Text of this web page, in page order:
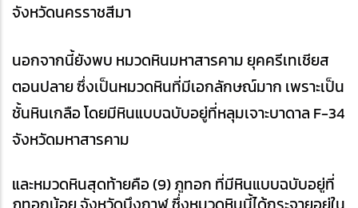
จังหวัดนครราชสีมา
นอกจากนี้ยังพบ หมวดหินมหาสารคาม ยุคครีเทเชียส
ตอนปลาย ซึ่งเป็นหมวดหินที่มีเอกลักษณ์มาก เพราะเป็น
ชั้นหินเกลือ โดยมีหินแบบฉบับอยู่ที่หลุมเจาะบาดาล F-34
จังหวัดมหาสารคาม
และหมวดหินสุดท้ายคือ (9) ภูทอก ที่มีหินแบบฉบับอยู่ที่